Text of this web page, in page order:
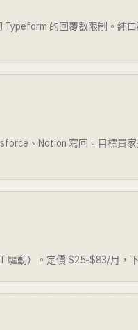
Typeform 的回覆數限制。純
、Notion 寫回。目標買
驅動）。定價 $25-$83/月，